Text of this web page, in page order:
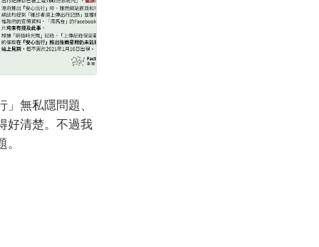
無私隱問題、
好清楚。不過我